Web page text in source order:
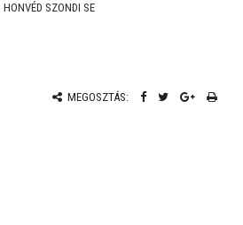
HONVÉD SZONDI SE
MEGOSZTÁS: